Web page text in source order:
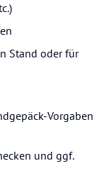
Stand oder für
Vorgaben
und ggf.